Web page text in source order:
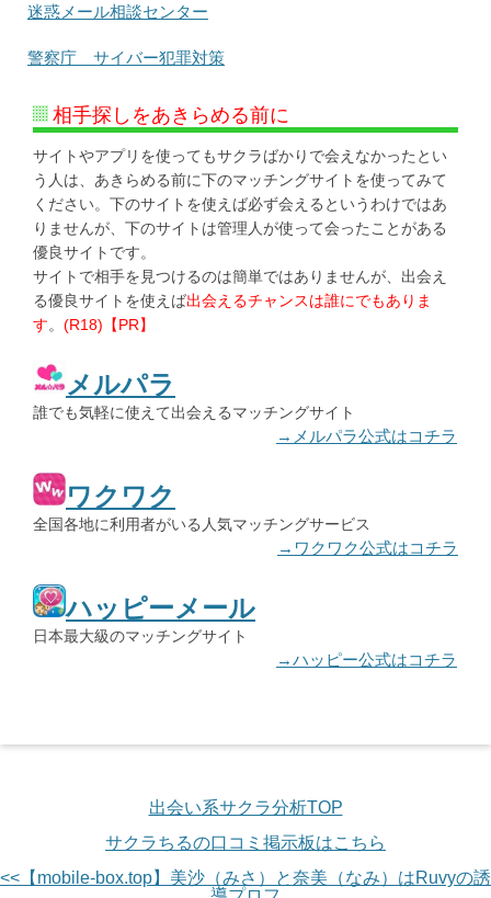
迷惑メール相談センター
警察庁 サイバー犯罪対策
相手探しをあきらめる前に
サイトやアプリを使ってもサクラばかりで会えなかったとい
う人は、あきらめる前に下のマッチングサイトを使ってみて
ください。下のサイトを使えば必ず会えるというわけではあ
りませんが、下のサイトは管理人が使って会ったことがある
優良サイトです。
サイトで相手を見つけるのは簡単ではありませんが、出会え
る優良サイトを使えば出会えるチャンスは誰にでもありま
す。 (R18)【PR】
メルパラ
誰でも気軽に使えて出会えるマッチングサイト
→メルパラ公式はコチラ
ワクワク
全国各地に利用者がいる人気マッチングサービス
→ワクワク公式はコチラ
ハッピーメール
日本最大級のマッチングサイト
→ハッピー公式はコチラ
出会い系サクラ分析TOP
サクラちるの口コミ掲示板はこちら
<<【mobile-box.top】美沙（みさ）と奈美（なみ）はRuvyの誘